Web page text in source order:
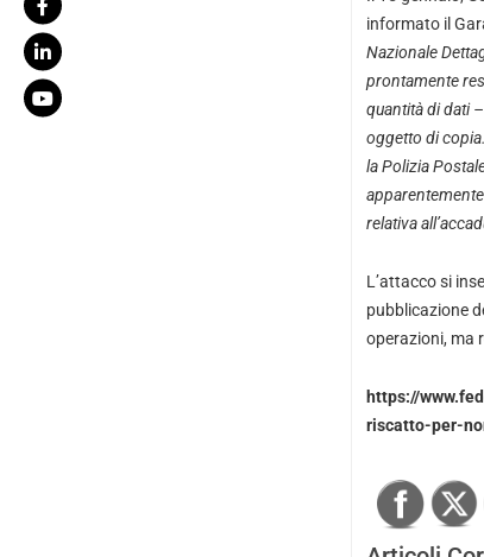
informato il
Nazionale
prontamente
quantità di dati
oggetto di
la Polizia
relativa
L’attacco si
pubblicazione
operazioni, ma
https://
riscatto-per-